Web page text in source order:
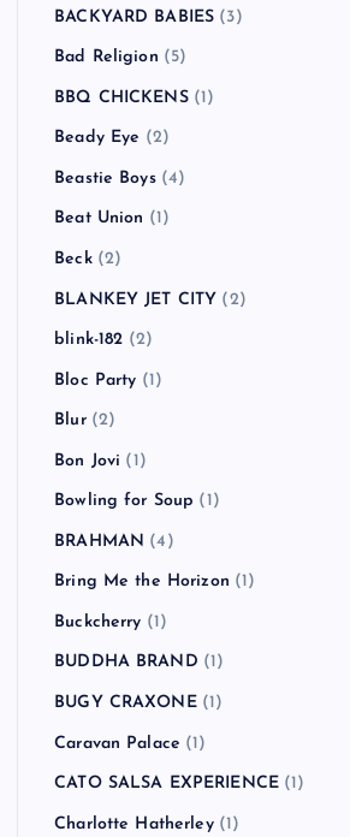
BACKYARD BABIES (3)
Bad Religion (5)
BBQ CHICKENS(1)
Beady Eye (2)
Beastie Boys(4)
Beat Union (1)
Beck(2)
BLANKEY JET CITY (2)
blink-182 (2)
Bloc Party (1)
Blur(2)
Bon Jovi (1)
Bowling for Soup (1)
BRAHMAN (4)
Bring Me the Horizon (1)
Buckcherry (1)
BUDDHA BRAND (1)
BUGY CRAXONE(1)
Caravan Palace (1)
CATO SALSA EXPERIENCE (1)
Charlotte Hatherley(1)